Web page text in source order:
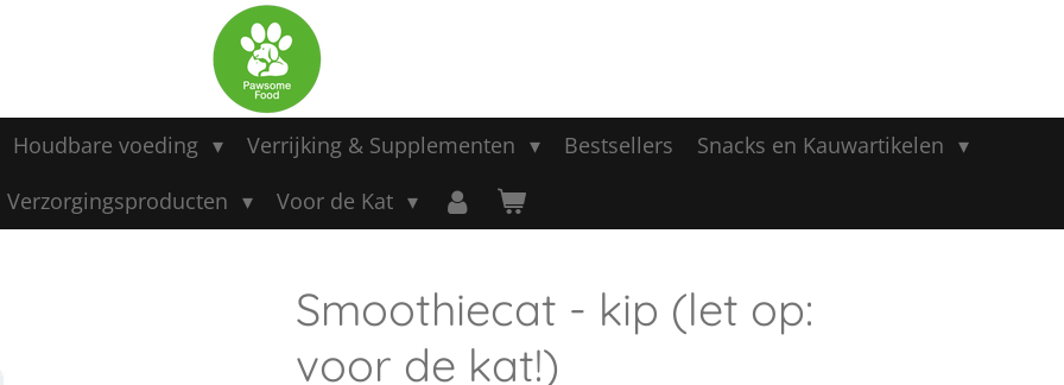
Houdbare voeding Verrijking & Supplementen Bestsellers
Snacks en Kauwartikelen
Verzorgingsproducten
Voor de Kat
Smoothiecat - kip (let op:
voor de kat!)